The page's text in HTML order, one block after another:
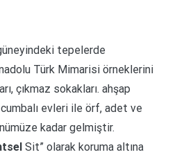
tepelerde
Türk Mimarisi örneklerini
çıkmaz sokakları. ahşap
evleri ile örf, adet ve
kadar gelmiştir.
Sit” olarak koruma altına